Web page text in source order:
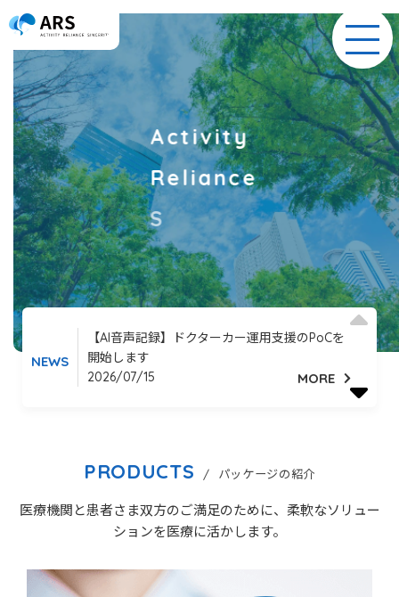
Activity
Reliance
S
NEWS
MORE
【AI音声記録】ドクターカー運用支援のPoCを
開始します
2026/07/15
PRODUCTS / パッケージの紹介
医療機関と患者さま双方のご満足のために、柔軟なソリュー
ションを医療に活かします。